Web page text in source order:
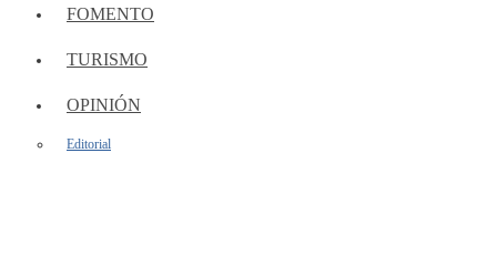
FOMENTO
TURISMO
OPINIÓN
Editorial